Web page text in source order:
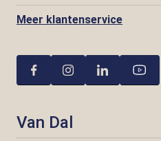
Meer klantenservice
Van Dal